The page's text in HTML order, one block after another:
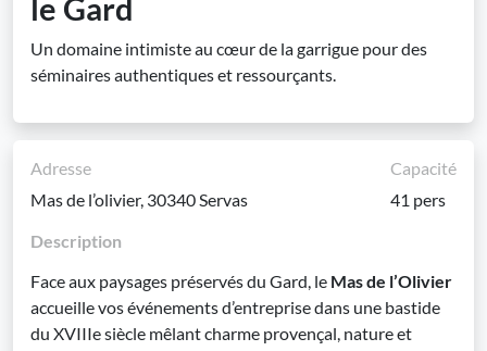
le Gard
Un domaine intimiste au cœur de la garrigue pour des
séminaires authentiques et ressourçants.
Adresse
Mas de l’olivier, 30340 Servas
Capacité
41 pers
Description
Face aux paysages préservés du Gard, le Mas de l’Olivier
accueille vos événements d’entreprise dans une bastide
du XVIIIe siècle mêlant charme provençal, nature et